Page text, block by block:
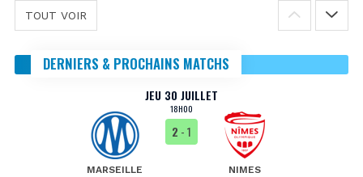
TOUT VOIR
DERNIERS & PROCHAINS MATCHS
JEU 30 JUILLET
18H00
MARSEILLE
2 - 1
NIMES